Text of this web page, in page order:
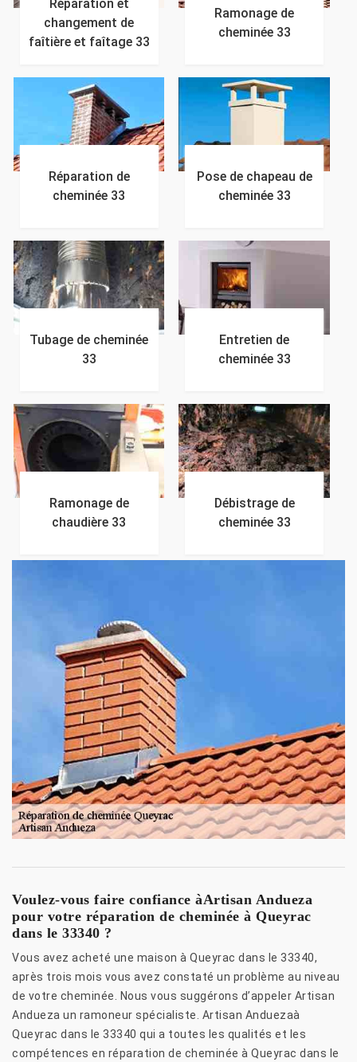
Réparation et
changement de
faîtière et faîtage 33
Ramonage de
cheminée 33
Réparation de
cheminée 33
Pose de chapeau de
cheminée 33
Tubage de cheminée
33
Entretien de
cheminée 33
Ramonage de
chaudière 33
Débistrage de
cheminée 33
Voulez-vous faire confiance àArtisan Andueza
pour votre réparation de cheminée à Queyrac
dans le 33340 ?
Vous avez acheté une maison à Queyrac dans le 33340,
après trois mois vous avez constaté un problème au niveau
de votre cheminée. Nous vous suggérons d’appeler Artisan
Andueza un ramoneur spécialiste. Artisan Anduezaà
Queyrac dans le 33340 qui a toutes les qualités et les
compétences en réparation de cheminée à Queyrac dans le